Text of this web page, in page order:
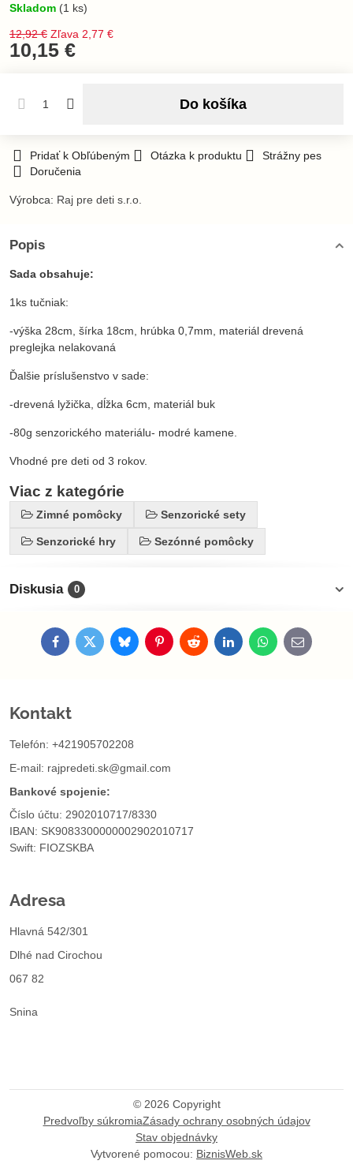
Skladom (1 ks)
12,92 € Zľava 2,77 €
10,15 €
Do košíka
Pridať k Obľúbeným Otázka k produktu
Strážny pes
Doručenia
Výrobca: Raj pre deti s.r.o.
Popis
Sada obsahuje:
1ks tučniak:
-výška 28cm, šírka 18cm, hrúbka 0,7mm, materiál drevená
preglejka nelakovaná
Ďalšie príslušenstvo v sade:
-drevená lyžička, dĺžka 6cm, materiál buk
-80g senzorického materiálu- modré kamene.
Vhodné pre deti od 3 rokov.
Viac z kategórie
Zimné pomôcky Senzorické sety
Senzorické hry Sezónné pomôcky
Diskusia 0
FacebookTwitterBlueskyPinterestRedditLinkedInWhatsApp
E-
mail
Kontakt
Telefón: +421905702208
E-mail: rajpredeti.sk@gmail.com
Bankové spojenie:
Číslo účtu: 2902010717/8330
IBAN: SK9083300000002902010717
Swift: FIOZSKBA
Adresa
Hlavná 542/301
Dlhé nad Cirochou
067 82
Snina
© 2026 Copyright
Predvoľby súkromiaZásady ochrany osobných údajov
Stav objednávky
Vytvorené pomocou: BiznisWeb.sk